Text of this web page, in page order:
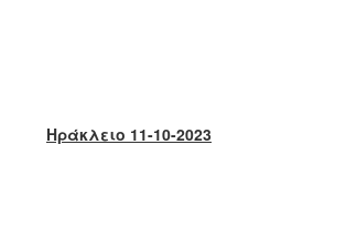
Ηράκλειο 11-10-2023